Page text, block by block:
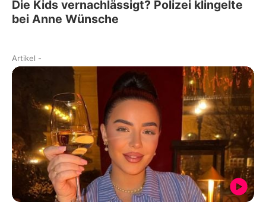
Die Kids vernachlässigt? Polizei klingelte
bei Anne Wünsche
Artikel -